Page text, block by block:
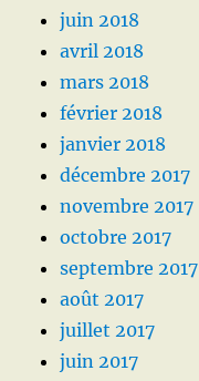
juin 2018
avril 2018
mars 2018
février 2018
janvier 2018
décembre 2017
novembre 2017
octobre 2017
septembre 2017
août 2017
juillet 2017
juin 2017